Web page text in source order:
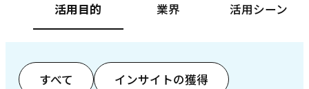
活用目的 業界 活用シーン
すべて インサイトの獲得